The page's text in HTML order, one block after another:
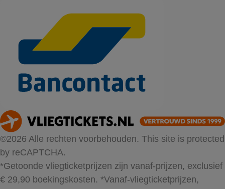
©2026 Alle rechten voorbehouden. This site is protected
by reCAPTCHA.
*Getoonde vliegticketprijzen zijn vanaf-prijzen, exclusief
€ 29,90 boekingskosten. *Vanaf-vliegticketprijzen,